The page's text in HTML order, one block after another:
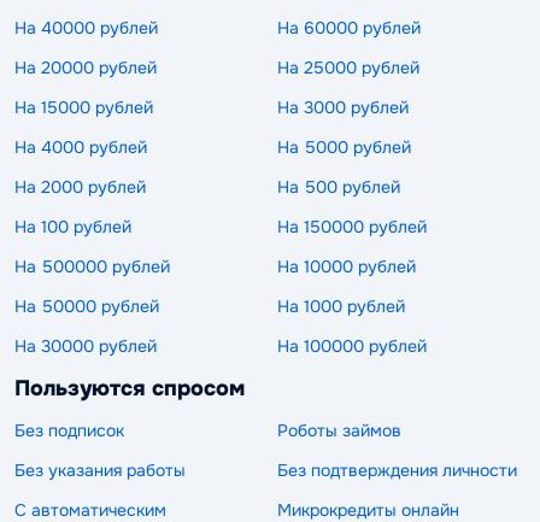
На 40000 рублей
На 60000 рублей
На 20000 рублей
На 25000 рублей
На 15000 рублей
На 3000 рублей
На 4000 рублей
На 5000 рублей
На 2000 рублей
На 500 рублей
На 100 рублей
На 150000 рублей
На 500000 рублей
На 10000 рублей
На 50000 рублей
На 1000 рублей
На 30000 рублей
На 100000 рублей
Пользуются спросом
Без подписок
Роботы займов
Без указания работы
Без подтверждения личности
С автоматическим
Микрокредиты онлайн